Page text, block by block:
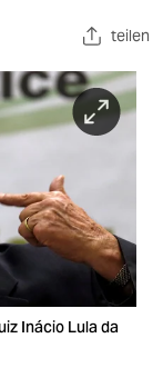
teilen
Inácio Lula da